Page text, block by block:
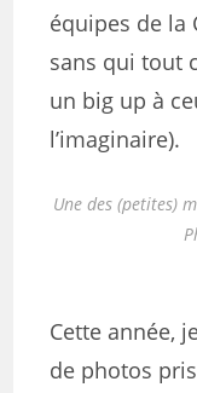
équipes de la
sans qui tout
un big up à
l’imaginaire).
Une des (petites)
Cette année,
de photos